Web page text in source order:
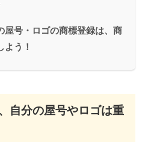
屋号・ロゴの商標登録は、商
う！
自分の屋号やロゴは重